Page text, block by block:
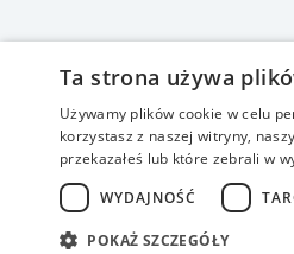
realizacja:
Ta strona używa
Używamy plików cookie w celu
korzystasz z naszej witryny,
przekazałeś lub które zebrali w
WYDAJNOŚĆ
POKAŻ SZCZEGÓŁY